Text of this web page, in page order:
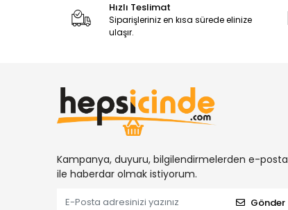
Hızlı Teslimat
Siparişleriniz en kısa sürede elinize
ulaşır.
Kampanya, duyuru, bilgilendirmelerden e-posta
ile haberdar olmak istiyorum.
Gönder